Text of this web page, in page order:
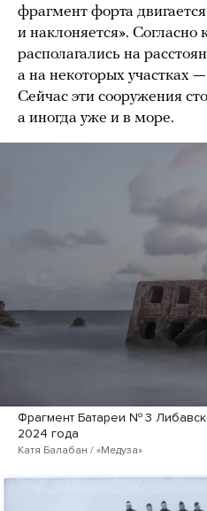
фрагмент форта
и наклоняется». Согласно
располагались на
а на некоторых участках
Сейчас эти сооружения
а иногда уже и в море.
Фрагмент Батареи № 3
2024 года
Катя Балабан / «Медуза»